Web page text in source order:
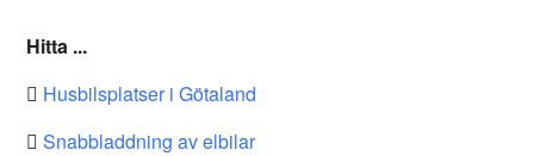
Hitta ...
Husbilsplatser i Götaland
Snabbladdning av elbilar